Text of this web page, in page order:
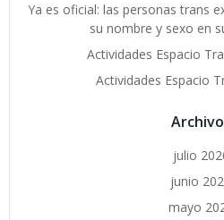
Ya es oficial: las personas trans
su nombre y sexo en
Actividades Espacio
Actividades Espacio
julio
junio
mayo